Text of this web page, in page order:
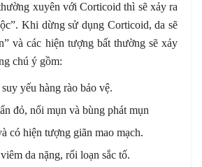
xuyên với Corticoid thì sẽ xảy ra
Khi dừng sử dụng Corticoid, da sẽ
và các hiện tượng bất thường sẽ xảy
chú ý gồm:
yếu hàng rào bảo vệ.
đỏ, nổi mụn và bùng phát mụn
có hiện tượng giãn mao mạch.
da nặng, rối loạn sắc tố.